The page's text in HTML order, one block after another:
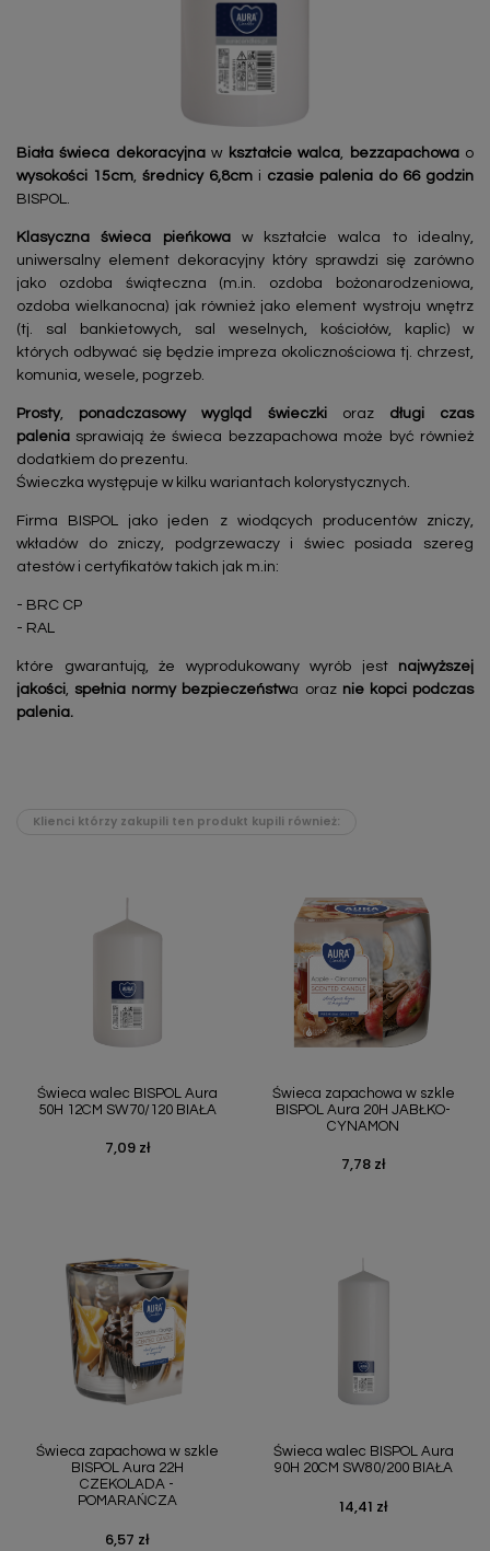
Biała świeca dekoracyjnaw kształcie walca bezzapachowao
wysokości 15cm średnicy 6,8cm i czasie palenia do 66 godzin
BISPOL.
Klasyczna świeca pieńkowa w kształcie walca to idealny,
uniwersalny element dekoracyjny który sprawdzi się zarówno
jako ozdoba świąteczna (m.in. ozdoba bożonarodzeniowa,
ozdoba wielkanocna) jak również jako element wystroju wnętrz
(tj. sal bankietowych, sal weselnych, kościołów, kaplic) w
których odbywać się będzie impreza okolicznościowa tj. chrzest,
komunia, wesele, pogrzeb.
Prosty, ponadczasowy wygląd świeczkiorazdługi czas
palenia sprawiają że świeca bezzapachowa może być również
dodatkiem do prezentu.
Świeczka występuje w kilku wariantach kolorystycznych.
Firma BISPOL jako jeden z wiodących producentów zniczy,
wkładów do zniczy, podgrzewaczy i świec posiada szereg
atestów i certyfikatów takich jak m.in:
- BRC CP
- RAL
które gwarantują, że wyprodukowany wyrób jest najwyższej
jakości ,spełnia normy bezpieczeństwa oraz nie kopci podczas
palenia.
Klienci którzy zakupili ten produkt kupili również:
Świeca walec BISPOL Aura
50H 12CM SW70/120 BIAŁA
Cena
7,09 zł
Świeca zapachowa w szkle
BISPOL Aura 20H JABŁKO-
CYNAMON
Cena
7,78 zł
Świeca zapachowa w szkle
BISPOL Aura 22H
CZEKOLADA -
POMARAŃCZA
Cena
6,57 zł
Świeca walec BISPOL Aura
90H 20CM SW80/200 BIAŁA
Cena
14,41 zł